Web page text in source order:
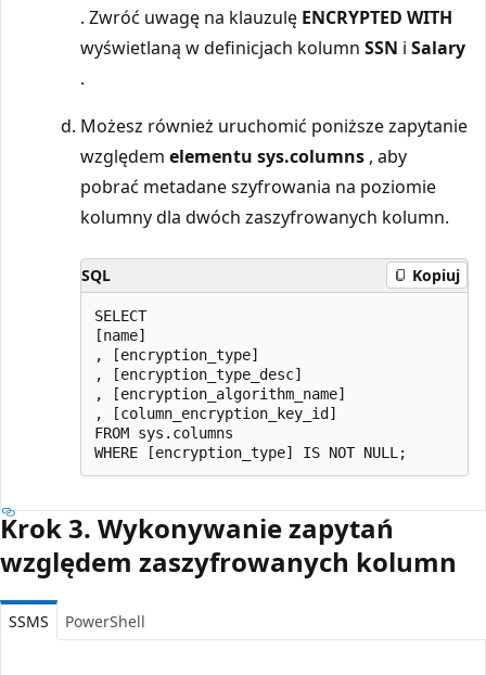
. Zwróć uwagę na klauzulę ENCRYPTED WITH
wyświetlaną w definicjach kolumn SSN i Salary
.
Możesz również uruchomić poniższe zapytanie
względem elementu sys.columns , aby
pobrać metadane szyfrowania na poziomie
kolumny dla dwóch zaszyfrowanych kolumn.
SQL Kopiuj
SELECT
[name]
, [encryption_type]
, [encryption_type_desc]
, [encryption_algorithm_name]
, [column_encryption_key_id]
FROM sys.columns
Krok 3. Wykonywanie zapytań
względem zaszyfrowanych kolumn
SSMS PowerShell